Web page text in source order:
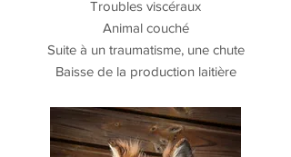
Troubles viscéraux
Animal couché
Suite à un traumatisme, une chute
Baisse de la production laitière